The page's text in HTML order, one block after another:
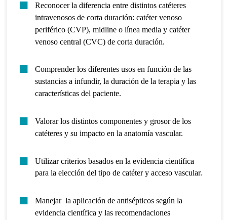
Reconocer la diferencia entre distintos catéteres
intravenosos de corta duración: catéter venoso
periférico (CVP), midline o línea media y catéter
venoso central (CVC) de corta duración.
Comprender los diferentes usos en función de las
sustancias a infundir, la duración de la terapia y las
características del paciente.
Valorar los distintos componentes y grosor de los
catéteres y su impacto en la anatomía vascular.
Utilizar criterios basados en la evidencia científica
para la elección del tipo de catéter y acceso vascular.
Manejar la aplicación de antisépticos según la
evidencia científica y las recomendaciones